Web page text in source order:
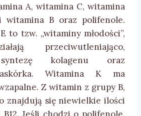
A, witamina C, witamina
B oraz polifenole.
to tzw. „witaminy młodości”,
przeciwutleniająco,
syntezę kolagenu oraz
Witamina K ma
Z witamin z grupy B,
znajdują się niewielkie ilości